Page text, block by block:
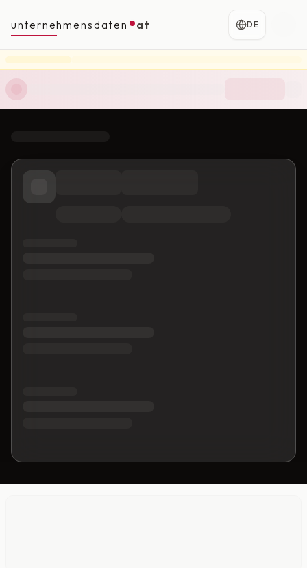
unternehmensdaten at DE